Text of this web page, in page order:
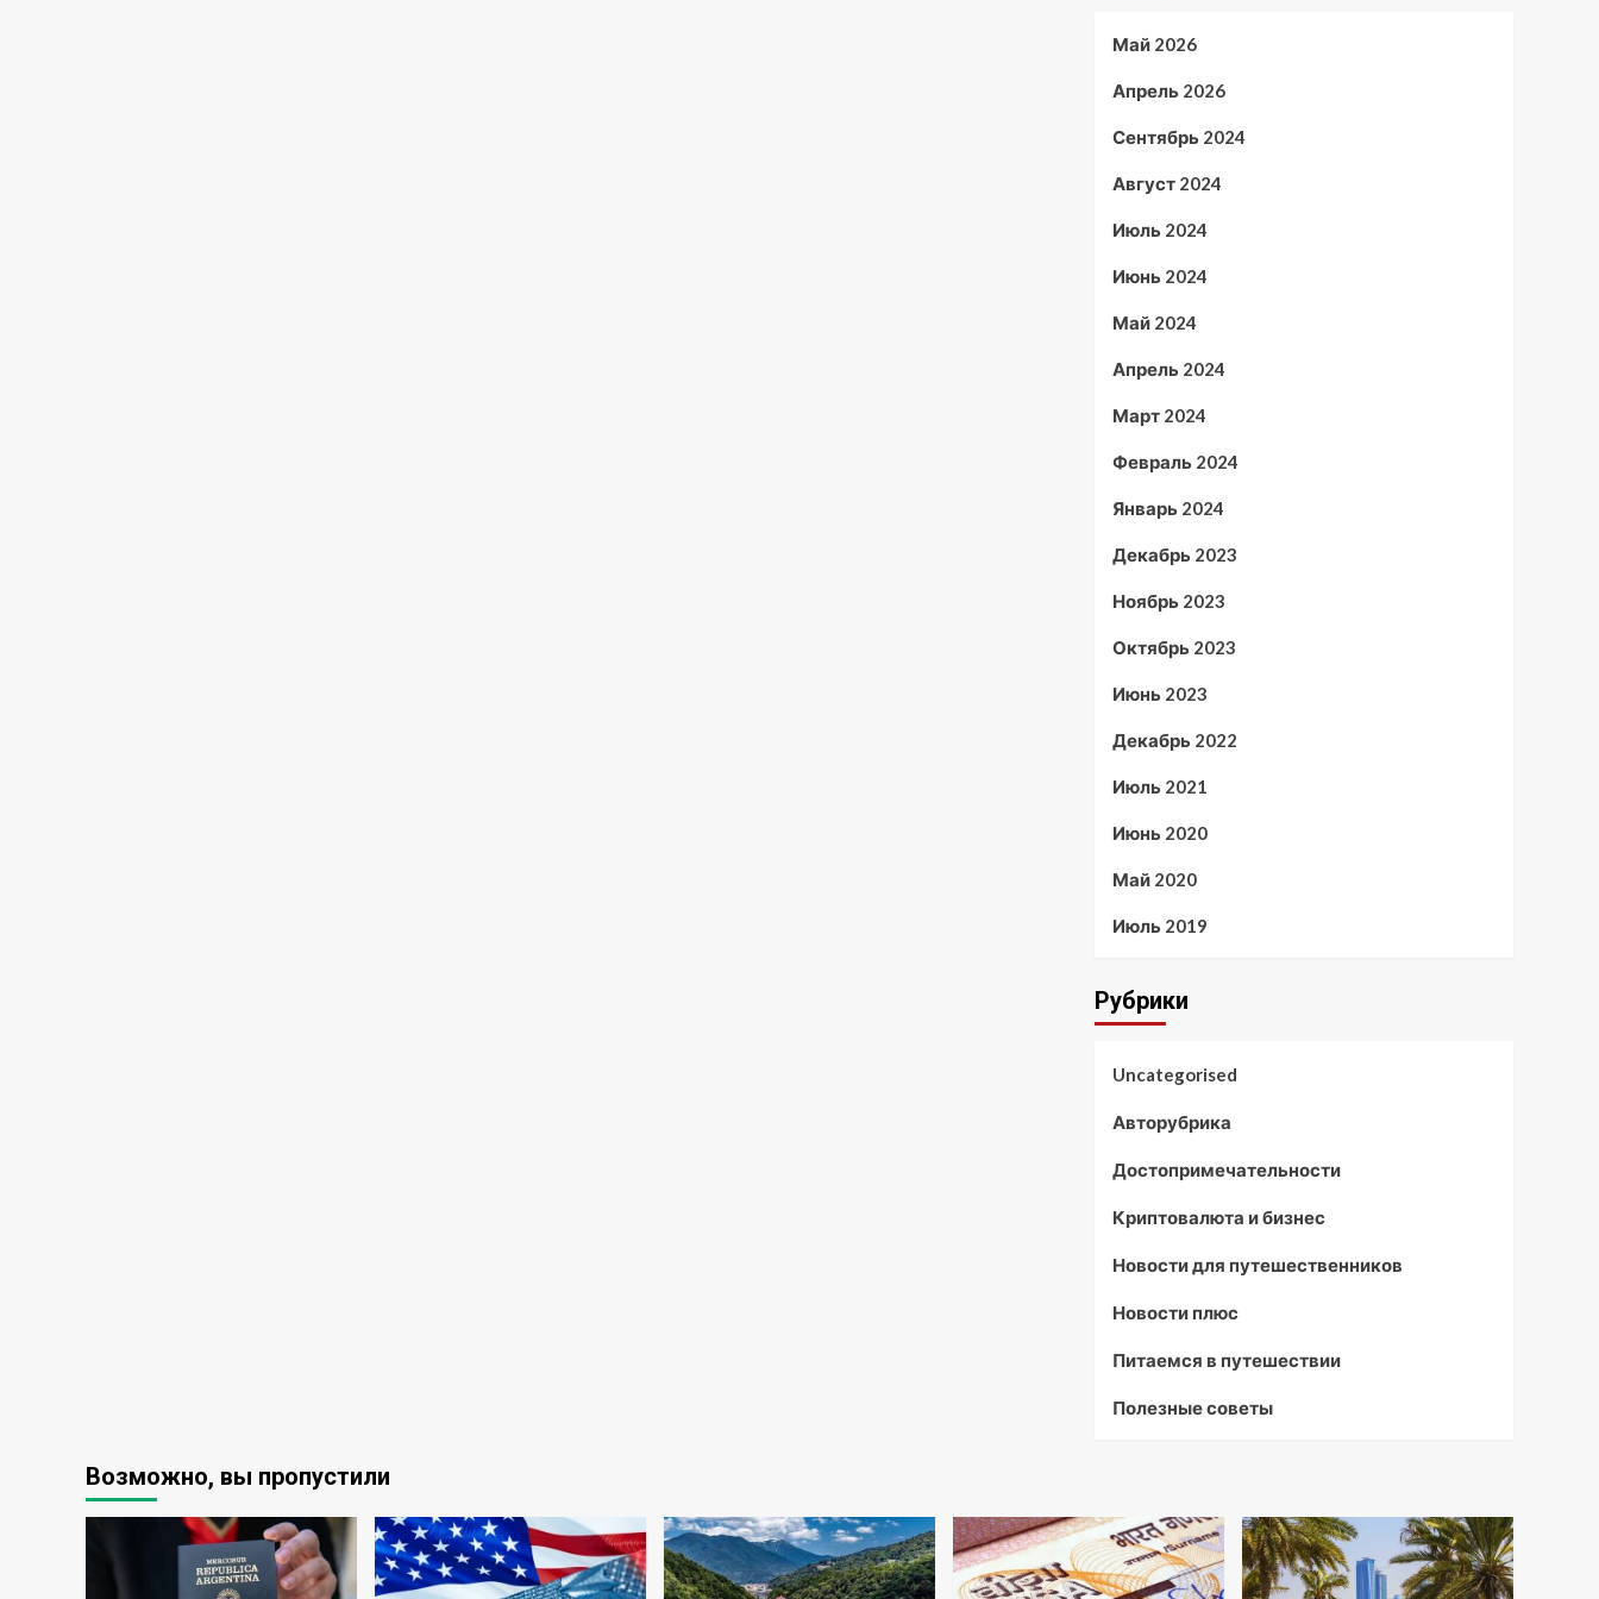
Май 2026
Апрель 2026
Сентябрь 2024
Август 2024
Июль 2024
Июнь 2024
Май 2024
Апрель 2024
Март 2024
Февраль 2024
Январь 2024
Декабрь 2023
Ноябрь 2023
Октябрь 2023
Июнь 2023
Декабрь 2022
Июль 2021
Июнь 2020
Май 2020
Июль 2019
Рубрики
Uncategorised
Авторубрика
Достопримечательности
Криптовалюта и бизнес
Новости для путешественников
Новости плюс
Питаемся в путешествии
Полезные советы
Возможно, вы пропустили